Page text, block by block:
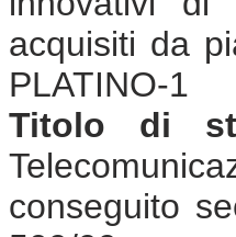
acquisiti da
PLATINO-1
Titolo di
conseguito